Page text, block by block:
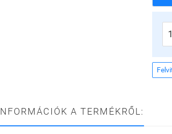
A TERMÉKRŐL: